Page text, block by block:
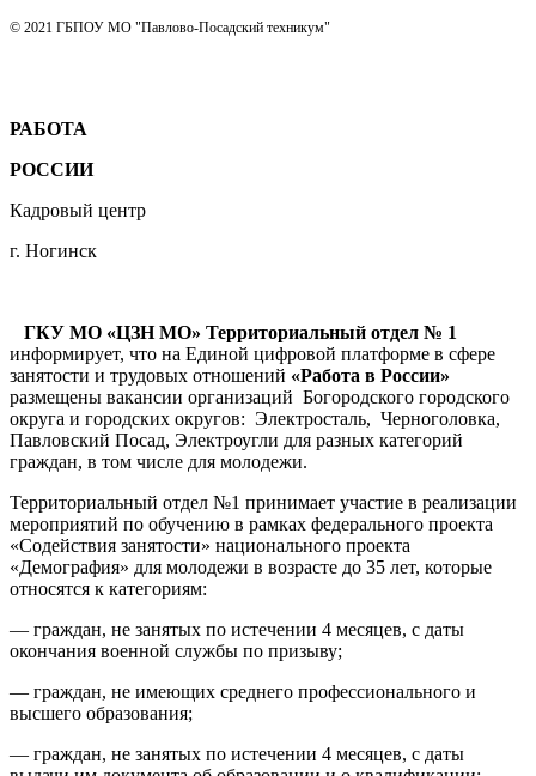
© 2021 ГБПОУ МО "Павлово-Посадский техникум"
РАБОТА
РОССИИ
Кадровый центр
г. Ногинск
ГКУ МО «ЦЗН МО» Территориальный отдел № 1
информирует, что на Единой цифровой платформе в сфере
занятости и трудовых отношений «Работа в России»
размещены вакансии организаций Богородского городского
округа и городских округов: Электросталь, Черноголовка,
Павловский Посад, Электроугли для разных категорий
граждан, в том числе для молодежи.
Территориальный отдел №1 принимает участие в реализации
мероприятий по обучению в рамках федерального проекта
«Содействия занятости» национального проекта
«Демография» для молодежи в возрасте до 35 лет, которые
относятся к категориям:
— граждан, не занятых по истечении 4 месяцев, с даты
окончания военной службы по призыву;
— граждан, не имеющих среднего профессионального и
высшего образования;
— граждан, не занятых по истечении 4 месяцев, с даты